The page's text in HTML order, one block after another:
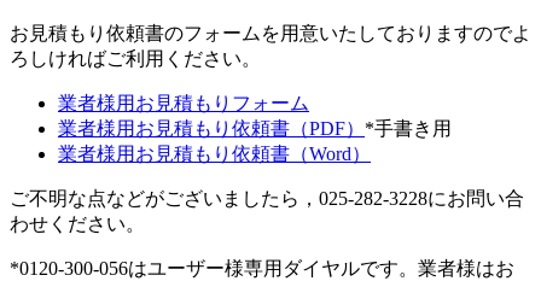
お見積もり依頼書のフォームを用意いたしておりますのでよ
ろしければご利用ください。
業者様用お見積もりフォーム
業者様用お見積もり依頼書（PDF） *手書き用
業者様用お見積もり依頼書（Word）
ご不明な点などがございましたら，025-282-3228にお問い合
わせください。
*0120-300-056はユーザー様専用ダイヤルです。業者様はお